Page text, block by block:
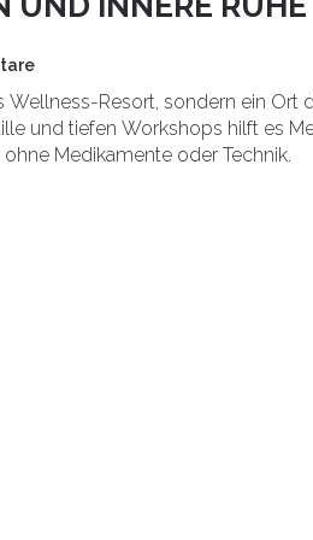
Wellness-Resort, sondern ein Ort
und tiefen Workshops hilft es
Medikamente oder Technik.